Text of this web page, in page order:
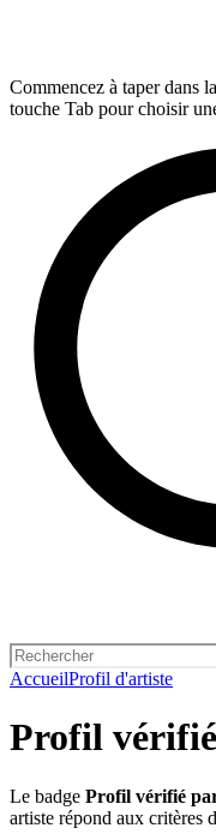
Commencez à taper dans
touche Tab pour choisir
AccueilProfil d'artiste
Profil
Le badge Profil vérifié
artiste répond aux critères